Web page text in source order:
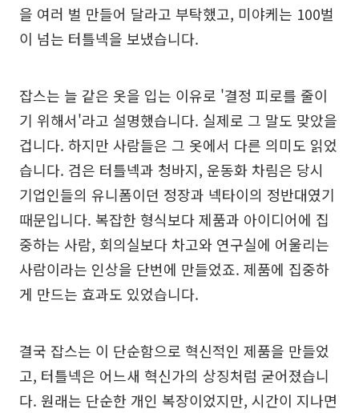
을 여러 벌 만들어 달라고 부탁했고, 미야케는 100벌
이 넘는 터틀넥을 보냈습니다.
잡스는 늘 같은 옷을 입는 이유로 '결정 피로를 줄이
기 위해서'라고 설명했습니다. 실제로 그 말도 맞았을
겁니다. 하지만 사람들은 그 옷에서 다른 의미도 읽었
습니다. 검은 터틀넥과 청바지, 운동화 차림은 당시
기업인들의 유니폼이던 정장과 넥타이의 정반대였기
때문입니다. 복잡한 형식보다 제품과 아이디어에 집
중하는 사람, 회의실보다 차고와 연구실에 어울리는
사람이라는 인상을 단번에 만들었죠. 제품에 집중하
게 만드는 효과도 있었습니다.
결국 잡스는 이 단순함으로 혁신적인 제품을 만들었
고, 터틀넥은 어느새 혁신가의 상징처럼 굳어졌습니
다. 원래는 단순한 개인 복장이었지만, 시간이 지나면